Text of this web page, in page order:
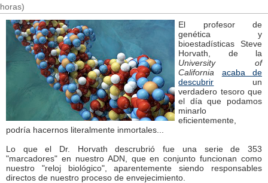
horas)
El profesor de
genética y
bioestadísticas Steve
Horvath, de la
University of
California
acaba de
descubrir un
verdadero tesoro que
el día que podamos
minarlo
eficientemente,
podría hacernos literalmente inmortales...
Lo que el Dr. Horvath descrubrió fue una serie de 353
"marcadores" en nuestro ADN, que en conjunto funcionan como
nuestro "reloj biológico", aparentemente siendo responsables
directos de nuestro proceso de envejecimiento.